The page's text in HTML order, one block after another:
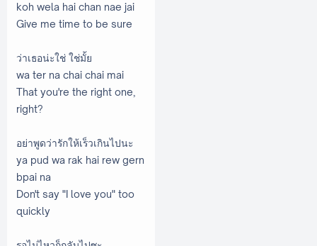
koh wela hai chan nae jai
Give me time to be sure
ว่าเธอน่ะใช่ ใช่มั้ย
wa ter na chai chai mai
That you're the right one,
right?
อย่าพูดว่ารักให้เร็วเกินไปนะ
ya pud wa rak hai rew gern
bpai na
Don't say "I love you" too
quickly